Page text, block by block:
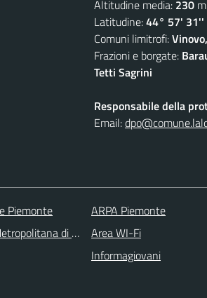
Altitudine media: 230
Latitudine:44° 57' 31''
Comuni limitrofi:
Frazioni e borgate:
Tetti Sagrini
Responsabile della
Email:
Piemonte
di Torino
ARPA Piemonte
Area WI-Fi
Informagiovani